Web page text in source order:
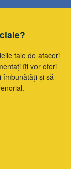
tale de afaceri
îți vor oferi
îmbunătăți și să